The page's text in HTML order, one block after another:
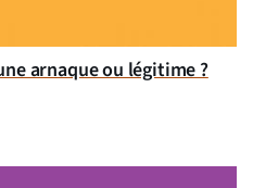
arnaque ou légitime ?